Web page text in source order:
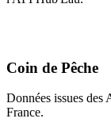
Coin de Pêche
Données issues
France.